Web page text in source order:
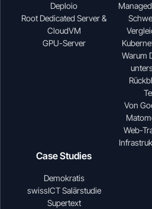
Deploio
Root Dedicated Server &
CloudVM
GPU-Server
Warum
Von
Web-
Case Studies
Demokratis
swissICT Salärstudie
Supertext